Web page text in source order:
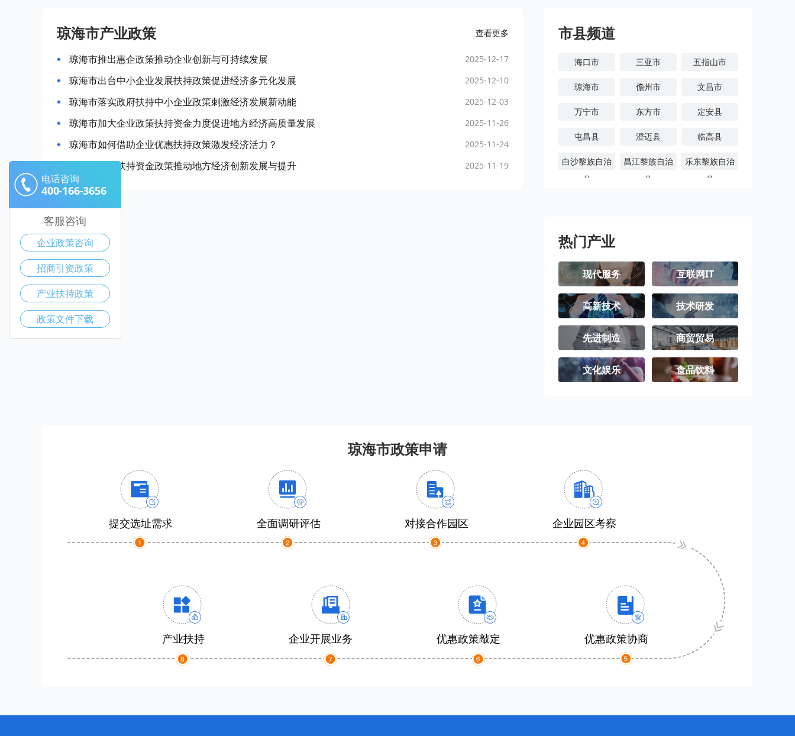
琼海市产业政策 查看更多
琼海市推出惠企政策推动企业创新与可持续发展 2025-12-17
琼海市出台中小企业发展扶持政策促进经济多元化发展 2025-12-10
琼海市落实政府扶持中小企业政策刺激经济发展新动能 2025-12-03
琼海市加大企业政策扶持资金力度促进地方经济高质量发展 2025-11-26
琼海市如何借助企业优惠扶持政策激发经济活力？ 2025-11-24
琼海市企业扶持资金政策推动地方经济创新发展与提升 2025-11-19
市县频道
海口市 三亚市 五指山市
琼海市 儋州市 文昌市
万宁市 东方市 定安县
屯昌县 澄迈县 临高县
白沙黎族自治
县
昌江黎族自治
县
乐东黎族自治
县
热门产业
现代服务 互联网IT
高新技术 技术研发
先进制造 商贸贸易
文化娱乐 食品饮料
琼海市政策申请
提交选址需求 全面调研评估 对接合作园区 企业园区考察
产业扶持 企业开展业务 优惠政策敲定 优惠政策协商
电话咨询
400-166-3656
客服咨询
企业政策咨询
招商引资政策
产业扶持政策
政策文件下载